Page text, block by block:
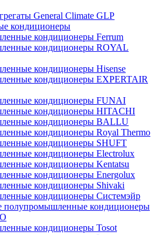
General Climate GLP
кондиционеры
кондиционеры Ferrum
кондиционеры ROYAL
кондиционеры Hisense
кондиционеры EXPERTAIR
кондиционеры FUNAI
кондиционеры HITACHI
кондиционеры BALLU
кондиционеры Royal Thermo
кондиционеры SHUFT
кондиционеры Electrolux
кондиционеры Kentatsu
кондиционеры Energolux
кондиционеры Shivaki
кондиционеры Системэйр
полупромышленные кондиционеры
кондиционеры Tosot